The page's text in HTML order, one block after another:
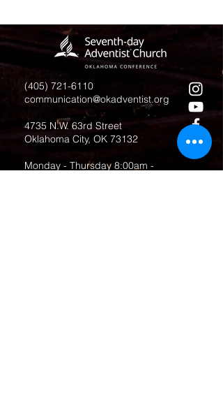
(405) 721-6110
communication@okadventist.org
4735 N.W. 63rd Street
Oklahoma City, OK 73132
Monday - Thursday 8:00am -